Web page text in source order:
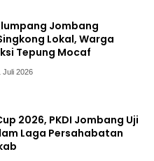
Jombang
Lokal, Warga
Tepung Mocaf
Juli 2026
2026, PKDI Jombang Uji
Laga Persahabatan